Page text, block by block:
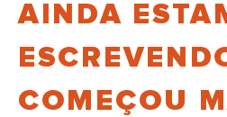
AINDA
COMEÇOU